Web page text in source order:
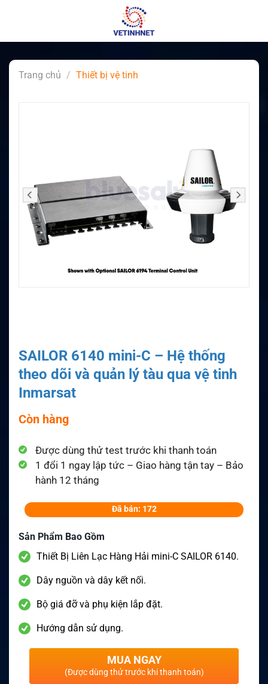
Trang chủ / Thiết bị vệ tinh
SAILOR 6140 mini-C – Hệ thống
theo dõi và quản lý tàu qua vệ tinh
Inmarsat
Còn hàng
Được dùng thử test trước khi thanh toán
1 đổi 1 ngay lập tức – Giao hàng tận tay – Bảo
hành 12 tháng
Đã bán: 172
Sản Phẩm Bao Gồm
Thiết Bị Liên Lạc Hàng Hải mini-C SAILOR 6140.
Dây nguồn và dây kết nối.
Bộ giá đỡ và phụ kiện lắp đặt.
Hướng dẫn sử dụng.
MUA NGAY
(Được dùng thử trước khi thanh toán)